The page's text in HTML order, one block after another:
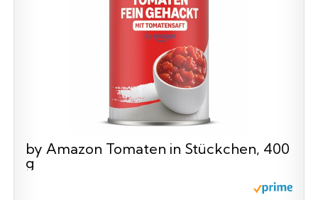
by Amazon Tomaten in Stückchen, 400
g